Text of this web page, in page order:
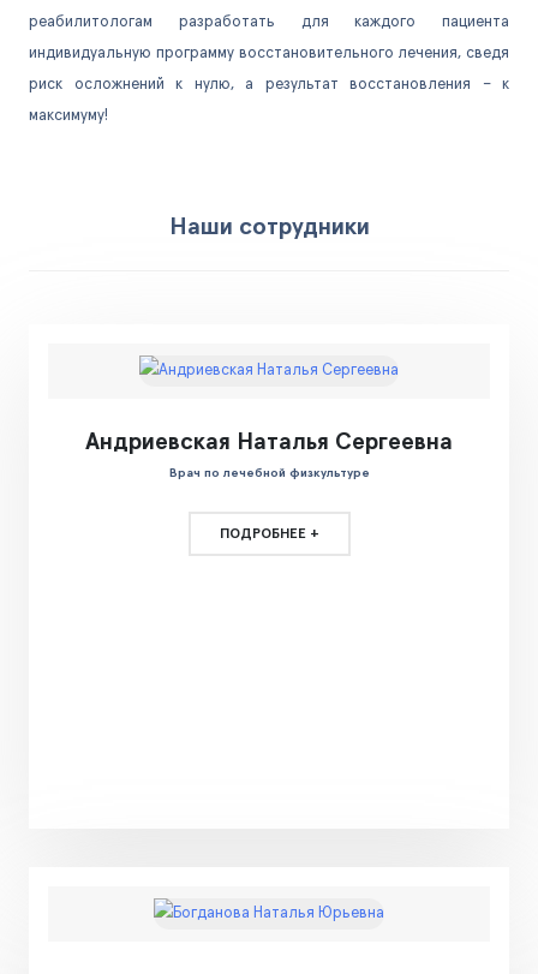
реабилитологам разработать для каждого пациента
индивидуальную программу восстановительного лечения, сведя
риск осложнений к нулю, а результат восстановления – к
максимуму!
Наши сотрудники
Андриевская Наталья Сергеевна
Врач по лечебной физкультуре
ПОДРОБНЕЕ +